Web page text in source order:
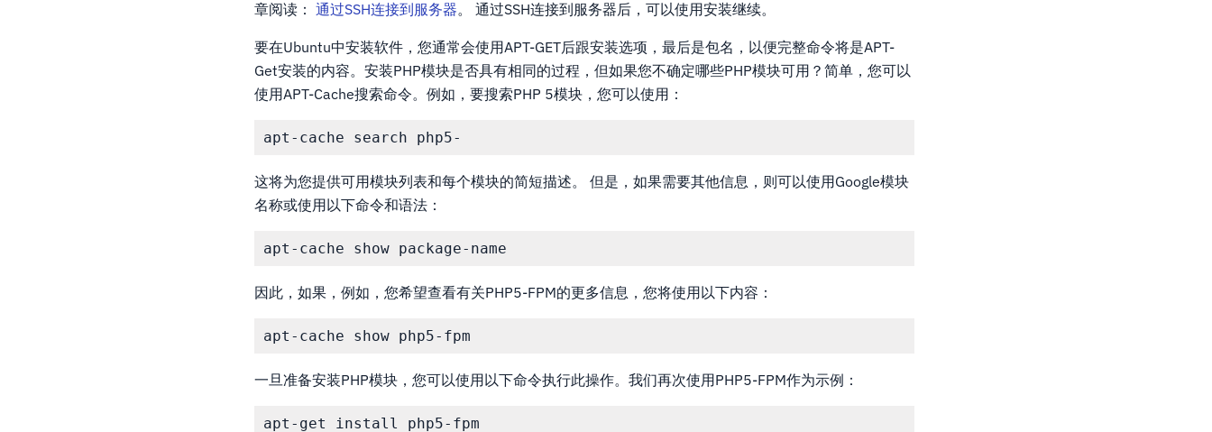
章阅读：通过SSH连接到服务器。 通过SSH连接到服务器后，可以使用安装继续。
要在Ubuntu中安装软件，您通常会使用APT-GET后跟安装选项，最后是包名，以便完整命令将是APT-
Get安装的内容。安装PHP模块是否具有相同的过程，但如果您不确定哪些PHP模块可用？简单，您可以
使用APT-Cache搜索命令。例如，要搜索PHP 5模块，您可以使用：
这将为您提供可用模块列表和每个模块的简短描述。 但是，如果需要其他信息，则可以使用Google模块
名称或使用以下命令和语法：
因此，如果，例如，您希望查看有关PHP5-FPM的更多信息，您将使用以下内容：
一旦准备安装PHP模块，您可以使用以下命令执行此操作。我们再次使用PHP5-FPM作为示例：